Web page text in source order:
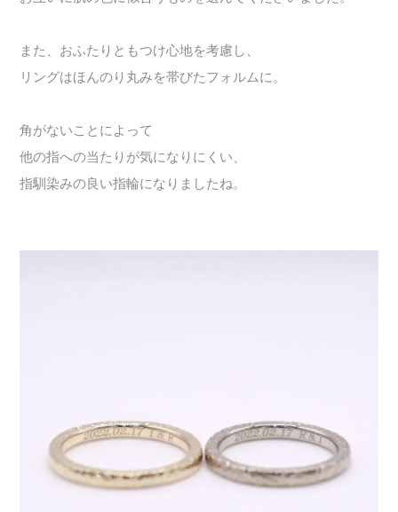
また、おふたりともつけ心地を考慮し、
リングはほんのり丸みを帯びたフォルムに。
角がないことによって
他の指への当たりが気になりにくい、
指馴染みの良い指輪になりましたね。